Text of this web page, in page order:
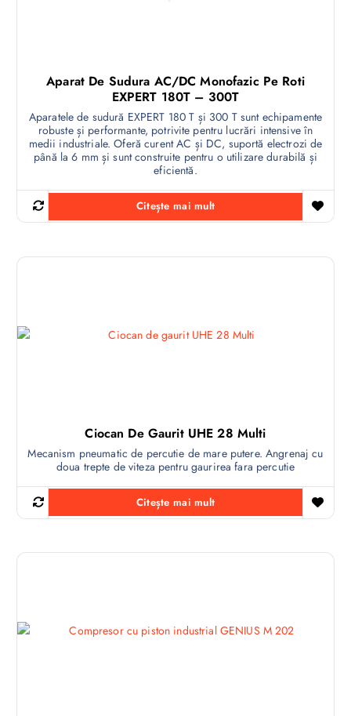
Aparat De Sudura AC/DC Monofazic Pe Roti
EXPERT 180T – 300T
Aparatele de sudură EXPERT 180 T și 300 T sunt echipamente
robuste și performante, potrivite pentru lucrări intensive în
medii industriale. Oferă curent AC și DC, suportă electrozi de
până la 6 mm și sunt construite pentru o utilizare durabilă și
eficientă.
Citește mai mult
Ciocan De Gaurit UHE 28 Multi
Mecanism pneumatic de percutie de mare putere. Angrenaj cu
doua trepte de viteza pentru gaurirea fara percutie
Citește mai mult